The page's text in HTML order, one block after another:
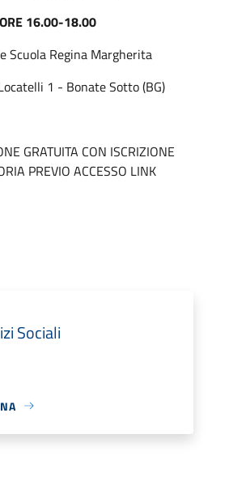
ORE 16.00-18.00
Scuola Regina Margherita
1 - Bonate Sotto (BG)
GRATUITA CON ISCRIZIONE
PREVIO ACCESSO LINK
Sociali